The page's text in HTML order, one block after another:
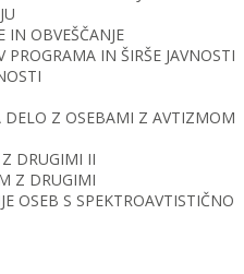
IN OBVEŠČANJE
PROGRAMA IN ŠIRŠE JAVNOSTI
DELO Z OSEBAMI Z AVTIZMOM
DRUGIMI II
Z DRUGIMI
OSEB S SPEKTROAVTISTIČNO